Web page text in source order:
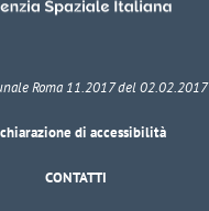
Roma 11.2017 del 02.02.2017
di accessibilità
CONTATTI